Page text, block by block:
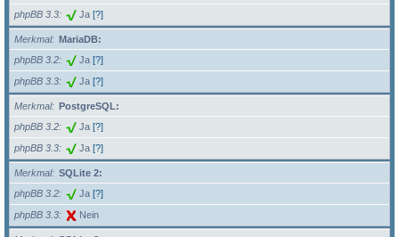
phpBB 3.3 Ja [?]
Merkmal
MariaDB:
phpBB 3.2
Ja [?]
phpBB 3.3 Ja [?]
Merkmal
PostgreSQL:
phpBB 3.2
Ja [?]
phpBB 3.3 Ja [?]
Merkmal
SQLite 2:
phpBB 3.2
Ja [?]
phpBB 3.3 Nein